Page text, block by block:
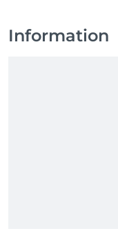
Information